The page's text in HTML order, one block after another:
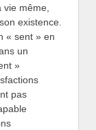
vie même,
existence.
« sent » en
un
»
pas